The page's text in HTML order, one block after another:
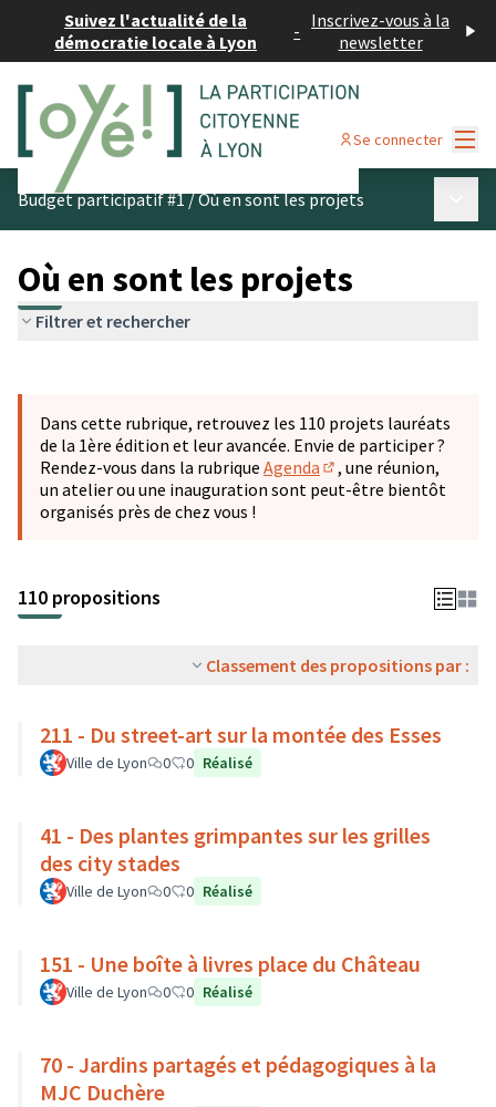
Suivez l'actualité de la
démocratie locale à Lyon
- Inscrivez-vous à la
newsletter
Se connecter
Budget participatif #1/Où en sont les projets
Où en sont les projets
Filtrer et rechercher
−
Dans cette rubrique, retrouvez les 110 projets lauréats
de la 1ère édition et leur avancée. Envie de participer ?
Rendez-vous dans la rubrique Agenda
(S'ouvre dans un
, une réunion,
un atelier ou une inauguration sont peut-être bientôt
organisés près de chez vous !
110 propositions
Classement des propositions par :
211 - Du street-art sur la montée des Esses
Ville de Lyon 0 0 Réalisé
41 - Des plantes grimpantes sur les grilles
des city stades
Ville de Lyon 0 0 Réalisé
151 - Une boîte à livres place du Château
Ville de Lyon 0 0 Réalisé
70 - Jardins partagés et pédagogiques à la
MJC Duchère